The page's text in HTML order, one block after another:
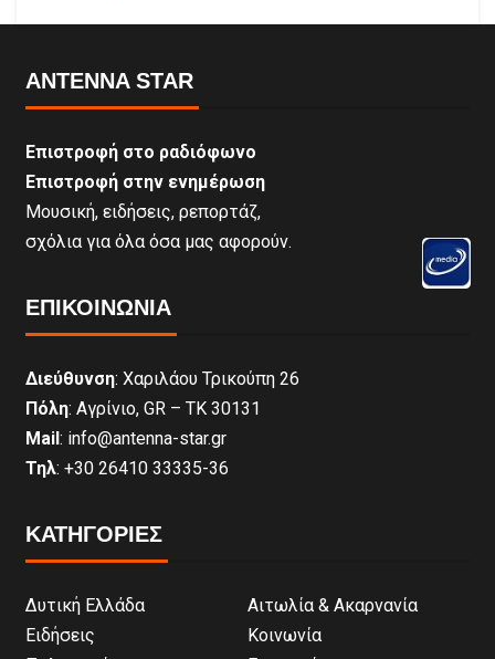
ANTENNA STAR
Επιστροφή στο ραδιόφωνο
Επιστροφή στην ενημέρωση
Μουσική, ειδήσεις, ρεπορτάζ,
σχόλια για όλα όσα μας αφορούν.
ΕΠΙΚΟΙΝΩΝΊΑ
Διεύθυνση: Χαριλάου Τρικούπη 26
Πόλη: Αγρίνιο, GR – ΤΚ 30131
Mail: info@antenna-star.gr
Τηλ: +30 26410 33335-36
ΚΑΤΗΓΟΡΙΕΣ
Δυτική Ελλάδα
Αιτωλία & Ακαρνανία
Ειδήσεις
Κοινωνία